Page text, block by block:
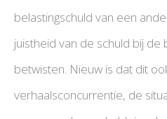
belastingschuld van een
juistheid van de schuld bij de
betwisten. Nieuw is dat dit
verhaalsconcurrentie, de